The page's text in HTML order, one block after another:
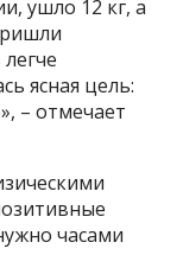
ушло 12 кг, а
ясная цель:
– отмечает
часами